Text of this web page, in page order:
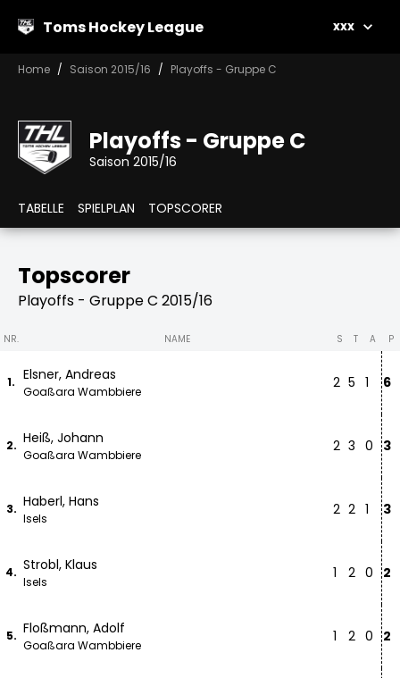
Toms Hockey League xxx
Home Saison 2015/16 Playoffs - Gruppe C
Playoffs - Gruppe C
Saison 2015/16
TABELLE SPIELPLAN TOPSCORER
Topscorer
Playoffs - Gruppe C 2015/16
NR. NAME S T A P
1. Elsner, Andreas
Goaßara Wambbiere
2 5 1 6
2. Heiß, Johann
Goaßara Wambbiere
2 3 0 3
3. Haberl, Hans
Isels
2 2 1 3
4. Strobl, Klaus
Isels
1 2 0 2
5. Floßmann, Adolf
Goaßara Wambbiere
1 2 0 2